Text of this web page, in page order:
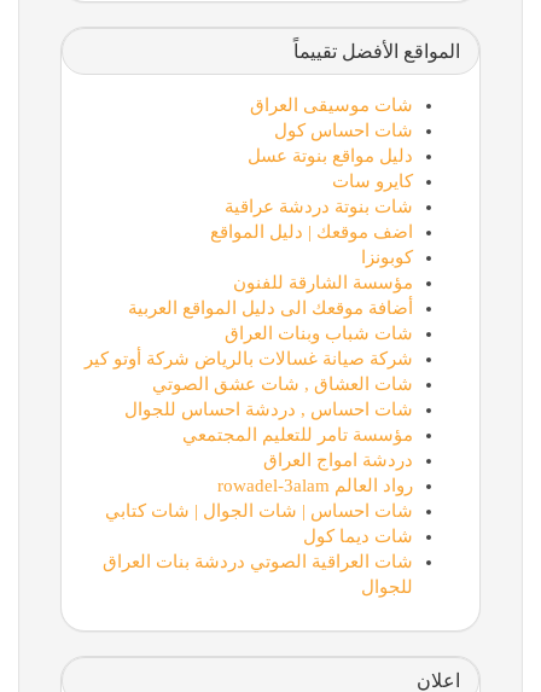
المواقع الأفضل تقييماً
شات موسيقى العراق
شات احساس كول
دليل مواقع بنوتة عسل
كايرو سات
شات بنوتة دردشة عراقية
اضف موقعك | دليل المواقع
كوبونزا
مؤسسة الشارقة للفنون
أضافة موقعك الى دليل المواقع العربية
شات شباب وبنات العراق
شركة صيانة غسالات بالرياض شركة أوتو كير
شات العشاق , شات عشق الصوتي
شات احساس , دردشة احساس للجوال
مؤسسة تامر للتعليم المجتمعي
دردشة امواج العراق
رواد العالم rowadel-3alam
شات احساس | شات الجوال | شات كتابي
شات ديما كول
شات العراقية الصوتي دردشة بنات العراق
للجوال
اعلان